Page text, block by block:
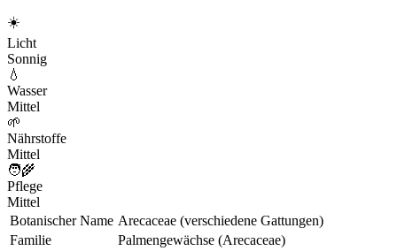
☀️
Licht
Sonnig
💧
Wasser
Mittel
🌱
Nährstoffe
Mittel
🧑‍🌾
Pflege
Mittel
Botanischer Name Arecaceae (verschiedene Gattungen)
Familie
Palmengewächse (Arecaceae)